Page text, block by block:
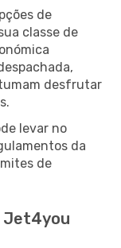
de
classe de
desfrutar
levar no
da
de
Jet4you